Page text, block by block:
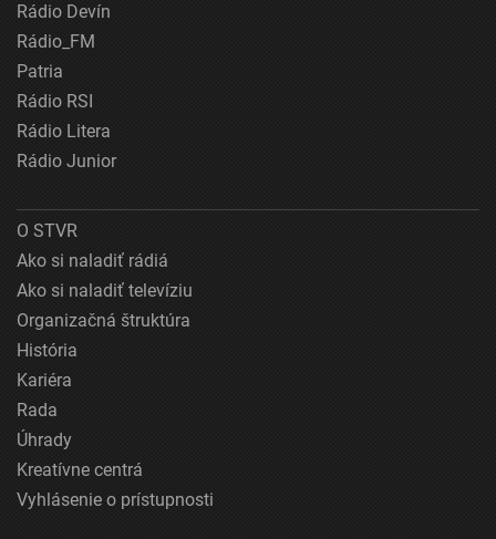
Rádio Devín
Rádio_FM
Patria
Rádio RSI
Rádio Litera
Rádio Junior
O STVR
Ako si naladiť rádiá
Ako si naladiť televíziu
Organizačná štruktúra
História
Kariéra
Rada
Úhrady
Kreatívne centrá
Vyhlásenie o prístupnosti